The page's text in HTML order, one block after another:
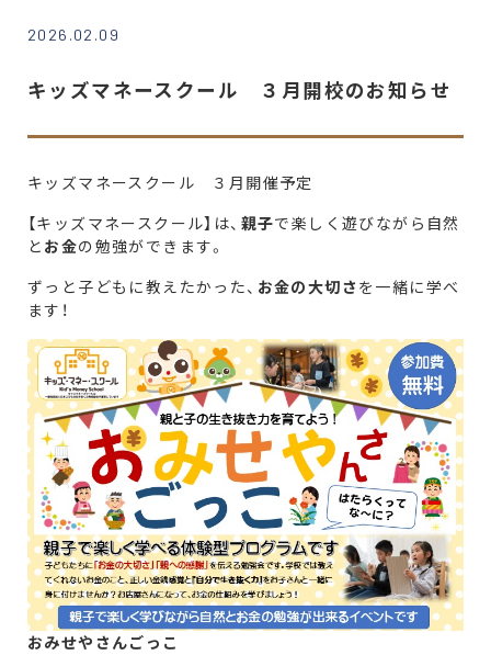
2026.02.09
キッズマネースクール ３月開校のお知らせ
キッズマネースクール ３月開催予定
【キッズマネースクール】は、 親子で楽しく遊びながら自然
と お金の勉強ができます。
ずっと子どもに教えたかった、 お金の大切さ を一緒に学べ
ます！
おみせやさんごっこ